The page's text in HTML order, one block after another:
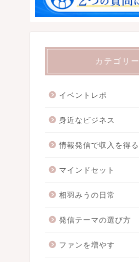
カテゴリー
イベントレポ
身近なビジネス
情報発信で収入を得る
マインドセット
相羽みうの日常
発信テーマの選び方
ファンを増やす